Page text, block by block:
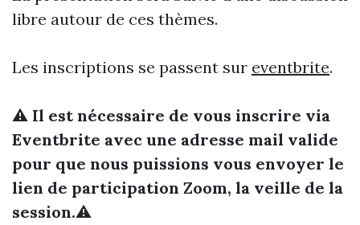
libre autour de ces thèmes.
Les inscriptions se passent sur eventbrite.
⚠️ Il est nécessaire de vous inscrire via
Eventbrite avec une adresse mail valide
pour que nous puissions vous envoyer le
lien de participation Zoom, la veille de la
session.⚠️